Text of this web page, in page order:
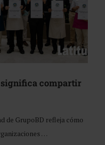
significa compartir
de GrupoBD refleja cómo
…